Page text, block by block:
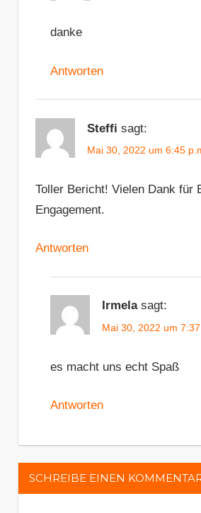
danke
Antworten
Steffi sagt:
Mai 30, 2022 um 6:45
Toller Bericht! Vielen Dank für
Engagement.
Antworten
Irmela sagt:
Mai 30, 2022 um
es macht uns echt Spaß
Antworten
SCHREIBE EINEN